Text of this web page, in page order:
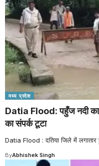
मध्य प्रदेश
Datia Flood: पहुँज नदी
का संपर्क टूटा
Datia Flood : दतिया जिले में लगातार
ByAbhishek Singh